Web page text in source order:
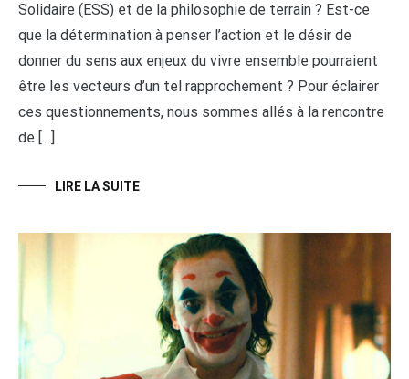
Solidaire (ESS) et de la philosophie de terrain ? Est-ce
que la détermination à penser l’action et le désir de
donner du sens aux enjeux du vivre ensemble pourraient
être les vecteurs d’un tel rapprochement ? Pour éclairer
ces questionnements, nous sommes allés à la rencontre
de […]
LIRE LA SUITE